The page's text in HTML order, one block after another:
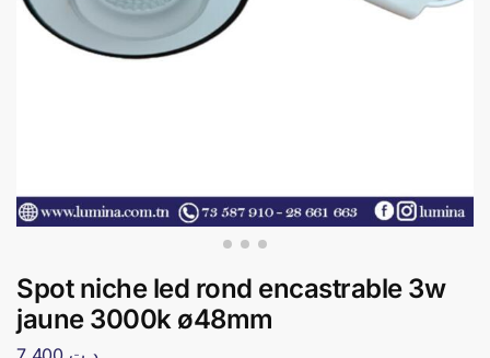
Spot niche led rond encastrable 3w
jaune 3000k ø48mm